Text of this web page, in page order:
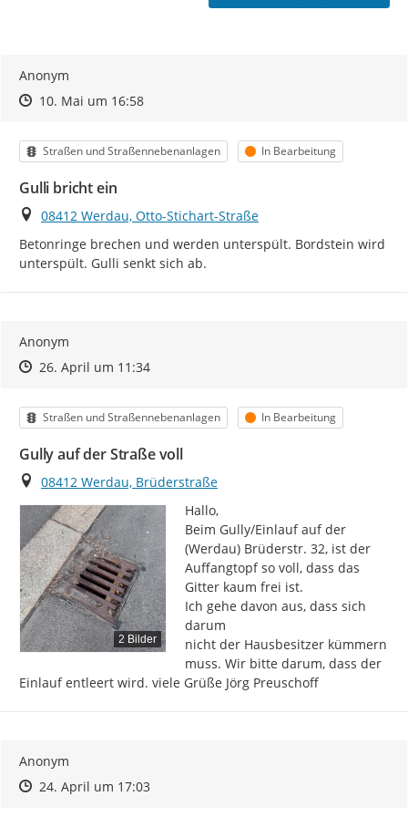
Anonym
Zeitpunkt des Erstellens
Zeitpunkt des Erstellens
10. Mai um 16:58Zur Äußerung
Kategorie
Straßen und Straßennebenanlagen Status
In Bearbeitung
Gulli bricht ein
Ort
08412 Werdau, Otto-Stichart-Straße
Betonringe brechen und werden unterspült. Bordstein wird
unterspült. Gulli senkt sich ab.
Anonym
Zeitpunkt des Erstellens
Zeitpunkt des Erstellens
26. April um 11:34Zur Äußerung
Kategorie
Straßen und Straßennebenanlagen Status
In Bearbeitung
Gully auf der Straße voll
Ort
08412 Werdau, Brüderstraße
2 Bilder
Hallo,
Beim Gully/Einlauf auf der
(Werdau) Brüderstr. 32, ist der
Auffangtopf so voll, dass das
Gitter kaum frei ist.
Ich gehe davon aus, dass sich
darum
nicht der Hausbesitzer kümmern
muss. Wir bitte darum, dass der
Einlauf entleert wird. viele Grüße Jörg Preuschoff
Anonym
Zeitpunkt des Erstellens
Zeitpunkt des Erstellens
24. April um 17:03Zur Äußerung